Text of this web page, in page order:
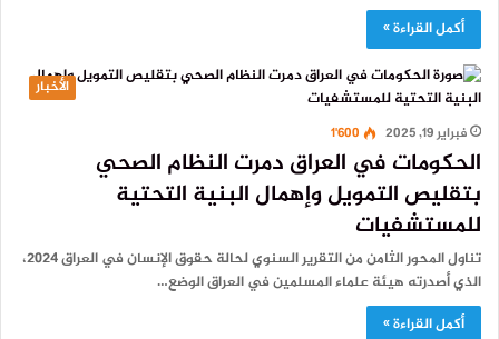
أكمل القراءة »
الأخبار
فبراير 19, 2025
1٬600
الحكومات في العراق دمرت النظام الصحي
بتقليص التمويل وإهمال البنية التحتية
للمستشفيات
تناول المحور الثامن من التقرير السنوي لحالة حقوق الإنسان في العراق 2024،
الذي أصدرته هيئة علماء المسلمين في العراق الوضع…
أكمل القراءة »